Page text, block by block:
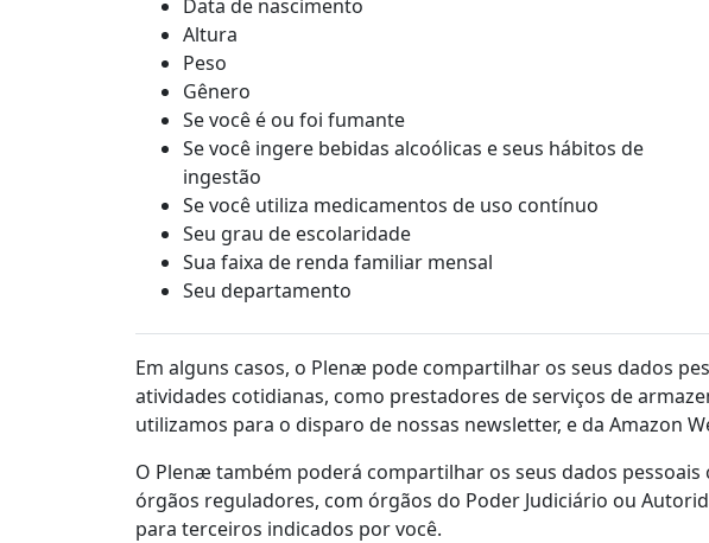
Data de nascimento
Altura
Peso
Gênero
Se você é ou foi fumante
Se você ingere bebidas alcoólicas e seus hábitos de
ingestão
Se você utiliza medicamentos de uso contínuo
Seu grau de escolaridade
Sua faixa de renda familiar mensal
Seu departamento
Em alguns casos, o Plenæ pode compartilhar os seus dados
atividades cotidianas, como prestadores de serviços de
utilizamos para o disparo de nossas newsletter, e da Amazon
O Plenæ também poderá compartilhar os seus dados
órgãos reguladores, com órgãos do Poder Judiciário ou
para terceiros indicados por você.